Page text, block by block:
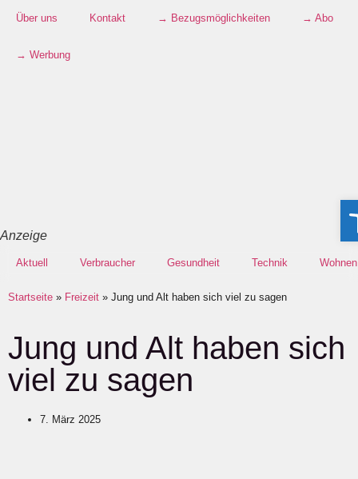
Über uns Kontakt → Bezugsmöglichkeiten → Abo
→ Werbung
Anzeige
Aktuell Verbraucher Gesundheit Technik Wohnen
Startseite » Freizeit » Jung und Alt haben sich viel zu sagen
Jung und Alt haben sich
viel zu sagen
7. März 2025